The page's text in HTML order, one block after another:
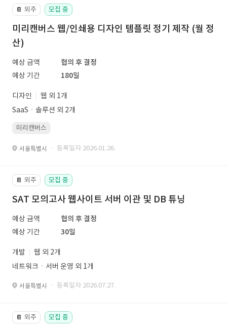
📔 외주 모집 중
미리캔버스 웹/인쇄용 디자인 템플릿 정기 제작 (월 정
산)
예상 금액
협의 후 결정
예상 기간
180일
디자인
웹 외 1개
SaaSㆍ솔루션 외 2개
미리캔버스
서울특별시 · 등록일자 2026.01.26.
📔 외주 모집 중
SAT 모의고사 웹사이트 서버 이관 및 DB 튜닝
예상 금액
협의 후 결정
예상 기간
30일
개발
웹 외 2개
네트워크ㆍ서버 운영 외 1개
서울특별시 · 등록일자 2026.07.27.
📔 외주 모집 중